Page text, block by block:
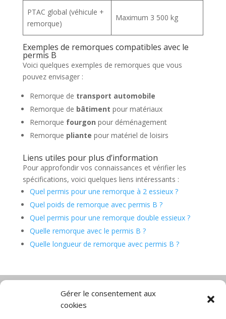
Gérer le consentement aux
cookies
PTAC global (véhicule +
remorque)
Maximum 3 500 kg
Exemples de remorques compatibles avec le
permis B
Voici quelques exemples de remorques que vous
pouvez envisager :
Remorque de transport automobile
Remorque de bâtiment pour matériaux
Remorque fourgon pour déménagement
Remorque pliante pour matériel de loisirs
Liens utiles pour plus d’information
Pour approfondir vos connaissances et vérifier les
spécifications, voici quelques liens intéressants :
Quel permis pour une remorque à 2 essieux ?
Quel poids de remorque avec permis B ?
Quel permis pour une remorque double essieux ?
Quelle remorque avec le permis B ?
Quelle longueur de remorque avec permis B ?
Diable électrique